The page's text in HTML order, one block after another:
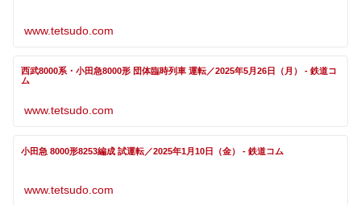
www.tetsudo.com
西武8000系・小田急8000形 団体臨時列車 運転／2025年5月26日（月） - 鉄道コ
ム
www.tetsudo.com
小田急 8000形8253編成 試運転／2025年1月10日（金） - 鉄道コム
www.tetsudo.com